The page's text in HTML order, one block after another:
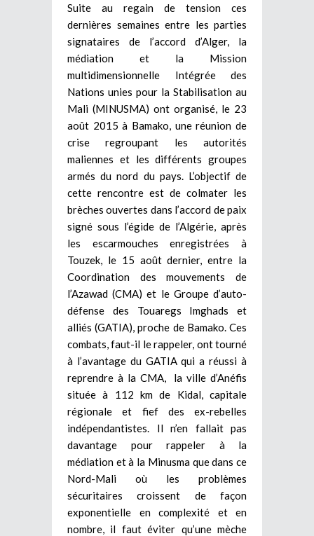
Suite au regain de tension ces
dernières semaines entre les parties
signataires de l’accord d’Alger, la
médiation et la Mission
multidimensionnelle Intégrée des
Nations unies pour la Stabilisation au
Mali (MINUSMA) ont organisé, le 23
août 2015 à Bamako, une réunion de
crise regroupant les autorités
maliennes et les différents groupes
armés du nord du pays. L’objectif de
cette rencontre est de colmater les
brèches ouvertes dans l’accord de paix
signé sous l’égide de l’Algérie, après
les escarmouches enregistrées à
Touzek, le 15 août dernier, entre la
Coordination des mouvements de
l’Azawad (CMA) et le Groupe d’auto-
défense des Touaregs Imghads et
alliés (GATIA), proche de Bamako. Ces
combats, faut-il le rappeler, ont tourné
à l’avantage du GATIA qui a réussi à
reprendre à la CMA, la ville d’Anéfis
située à 112 km de Kidal, capitale
régionale et fief des ex-rebelles
indépendantistes. Il n’en fallait pas
davantage pour rappeler à la
médiation et à la Minusma que dans ce
Nord-Mali où les problèmes
sécuritaires croissent de façon
exponentielle en complexité et en
nombre, il faut éviter qu’une mèche